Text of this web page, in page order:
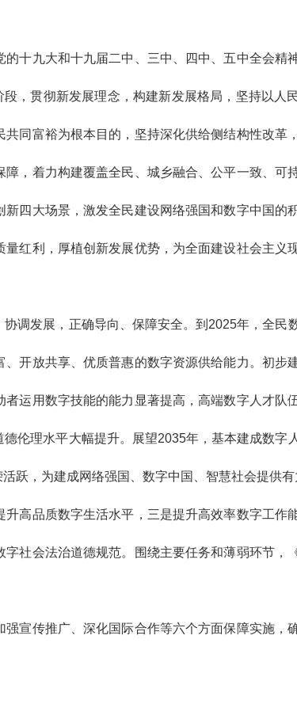
十九大和十九届二中、三中、四中、五中全会精
，贯彻新发展理念，构建新发展格局，坚持以人
同富裕为根本目的，坚持深化供给侧结构性改革
，着力构建覆盖全民、城乡融合、公平一致、可
四大场景，激发全民建设网络强国和数字中国的
红利，厚植创新发展优势，为全面建设社会主义
调发展，正确导向、保障安全。到2025年，全民
开放共享、优质普惠的数字资源供给能力。初步
运用数字技能的能力显著提高，高端数字人才队
伦理水平大幅提升。展望2035年，基本建成数字
跃，为建成网络强国、数字中国、智慧社会提供有
高品质数字生活水平，三是提升高效率数字工作
社会法治道德规范。围绕主要任务和薄弱环节，
宣传推广、深化国际合作等六个方面保障实施，